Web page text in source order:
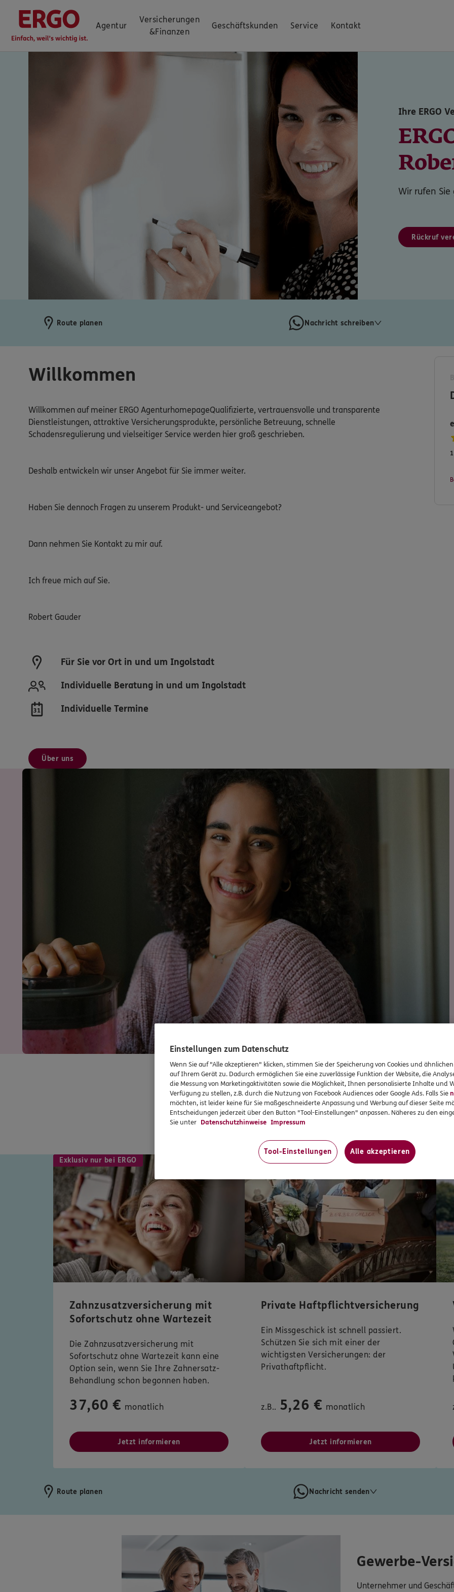
Agentur
Versicherungen
&Finanzen
Geschäftskunden Service Kontakt
Ihre ERGO
Wir rufen Sie
Rückruf
Route planen Nachricht schreiben
Willkommen
Willkommen auf meiner ERGO AgenturhomepageQualifizierte, vertrauensvolle und transparente
Dienstleistungen, attraktive Versicherungsprodukte, persönliche Betreuung, schnelle
Schadensregulierung und vielseitiger Service werden hier groß geschrieben.
Deshalb entwickeln wir unser Angebot für Sie immer weiter.
Haben Sie dennoch Fragen zu unserem Produkt- und Serviceangebot?
Dann nehmen Sie Kontakt zu mir auf.
Ich freue mich auf Sie.
Robert Gauder
Für Sie vor Ort in und um Ingolstadt
Individuelle Beratung in und um Ingolstadt
Individuelle Termine
Über uns
1
Versicherungen und Vorsorge
Unsere beliebtesten Produkte
Exklusiv nur bei ERGO
Zahnzusatzversicherung mit
Sofortschutz ohne Wartezeit
Die Zahnzusatzversicherung mit
Sofortschutz ohne Wartezeit kann eine
Option sein, wenn Sie Ihre Zahnersatz-
Behandlung schon begonnen haben.
37,60 € monatlich
Jetzt informieren
Private Haftpflichtversicherung
Ein Missgeschick ist schnell passiert.
Schützen Sie sich mit einer der
wichtigsten Versicherungen: der
Privathaftpflicht.
z.B.. 5,26 € monatlich
Jetzt informieren
Route planen Nachricht senden
Gewerbe-
Unternehmer und
Einstellungen zum Datenschutz
Wenn Sie auf "Alle akzeptieren" klicken, stimmen Sie der Speicherung von Cookies und
auf Ihrem Gerät zu. Dadurch ermöglichen Sie eine zuverlässige Funktion der Website, die
die Messung von Marketingaktivitäten sowie die Möglichkeit, Ihnen personalisierte Inhalte und
Verfügung zu stellen, z.B. durch die Nutzung von Facebook Audiences oder Google Ads. Falls Sie
möchten, ist leider keine für Sie maßgeschneiderte Anpassung und Werbung auf dieser Seite
Entscheidungen jederzeit über den Button "Tool-Einstellungen" anpassen. Näheres zu den
Sie unter Datenschutzhinweise Impressum
Tool-Einstellungen Alle akzeptieren